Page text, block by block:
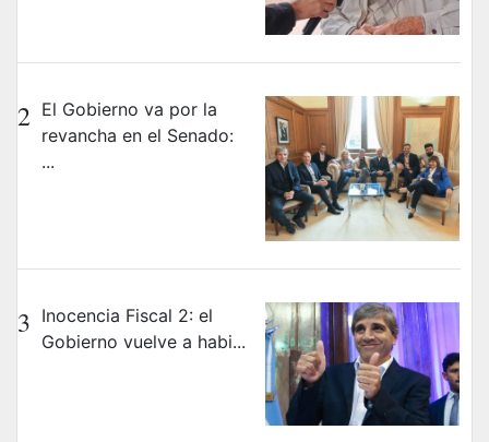
2 El Gobierno va por la
revancha en el Senado:
...
3 Inocencia Fiscal 2: el
Gobierno vuelve a habi...